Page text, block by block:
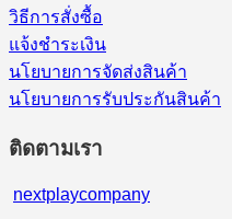
วิธีการสั่งซื้อ
แจ้งชำระเงิน
นโยบายการจัดส่งสินค้า
นโยบายการรับประกันสินค้า
ติดตามเรา
nextplaycompany